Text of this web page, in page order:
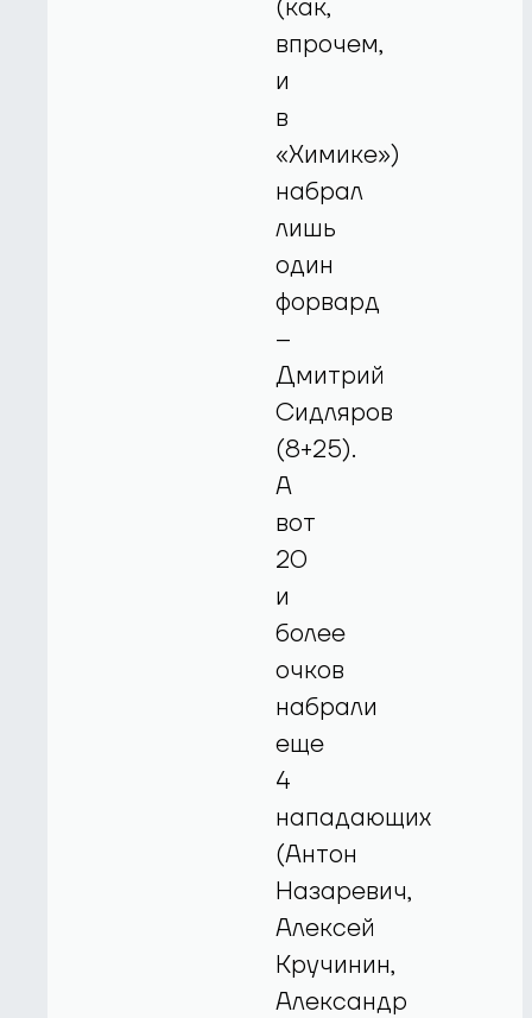
(как,
впрочем,
и
в
«Химике»)
набрал
лишь
один
форвард
–
Дмитрий
Сидляров
(8+25).
А
вот
20
и
более
очков
набрали
еще
4
нападающих
(Антон
Назаревич,
Алексей
Кручинин,
Александр